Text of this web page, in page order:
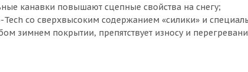
канавки повышают сцепные свойства на снегу;
Tech со сверхвысоким содержанием «силики» и
зимнем покрытии, препятствует износу и